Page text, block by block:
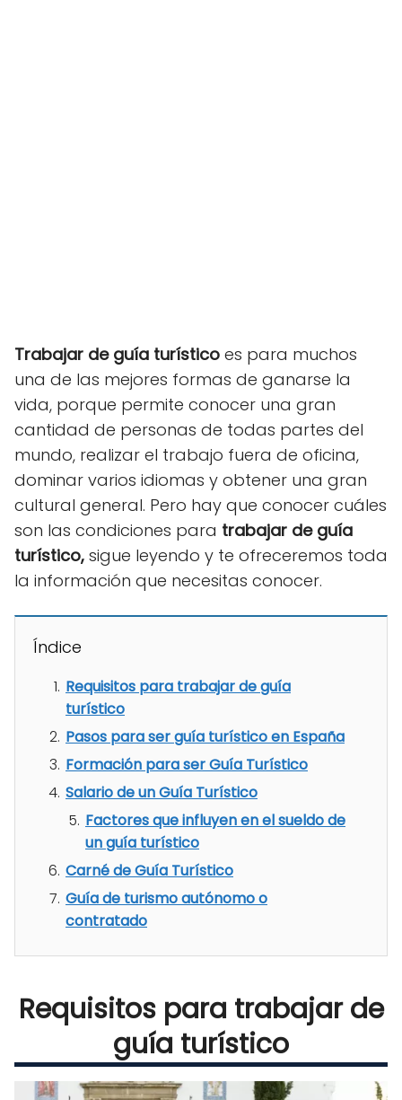
Trabajar de guía turístico es para muchos
una de las mejores formas de ganarse la
vida, porque permite conocer una gran
cantidad de personas de todas partes del
mundo, realizar el trabajo fuera de oficina,
dominar varios idiomas y obtener una gran
cultural general. Pero hay que conocer cuáles
son las condiciones para trabajar de guía
turístico, sigue leyendo y te ofreceremos toda
la información que necesitas conocer.
Índice
Requisitos para trabajar de guía
turístico
Pasos para ser guía turístico en España
Formación para ser Guía Turístico
Salario de un Guía Turístico
Factores que influyen en el sueldo de
un guía turístico
Carné de Guía Turístico
Guía de turismo autónomo o
contratado
Requisitos para trabajar de
guía turístico